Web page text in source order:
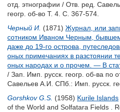
отд. этнографии / Отв. ред.
геогр. об-во Т. 4. С. 367-574.
Черный И. (1871) Журнал, или
сотником Иваном Черным,
даже до 19-го острова,
оных примечаниях в разстоянии
оных народах и о прочем. — В
/ Зап. Имп. русск. геогр. об-ва по
Савельев А.И. СПб.: Имп. русск.
Gorshkov G.S. (1958) Kurile Islands
of the World and Solfatara Fields .